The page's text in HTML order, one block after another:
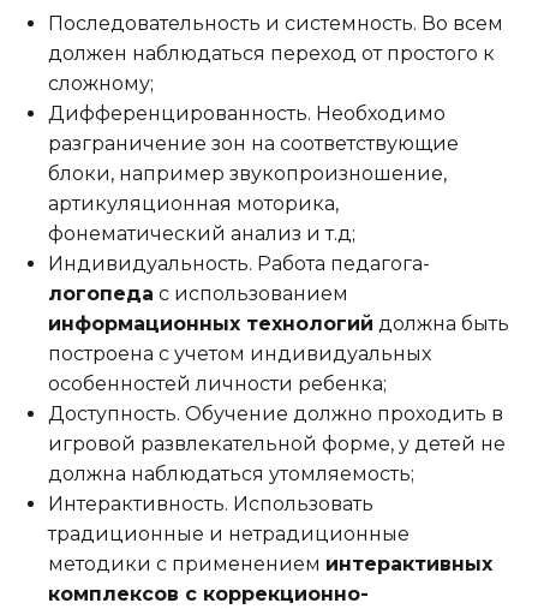
Последовательность и системность. Во всем
должен наблюдаться переход от простого к
сложному;
Дифференцированность. Необходимо
разграничение зон на соответствующие
блоки, например звукопроизношение,
артикуляционная моторика,
фонематический анализ и т.д;
Индивидуальность. Работа педагога-
логопеда с использованием
информационных технологий должна быть
построена с учетом индивидуальных
особенностей личности ребенка;
Доступность. Обучение должно проходить в
игровой развлекательной форме, у детей не
должна наблюдаться утомляемость;
Интерактивность. Использовать
традиционные и нетрадиционные
методики с применением интерактивных
комплексов с коррекционно-